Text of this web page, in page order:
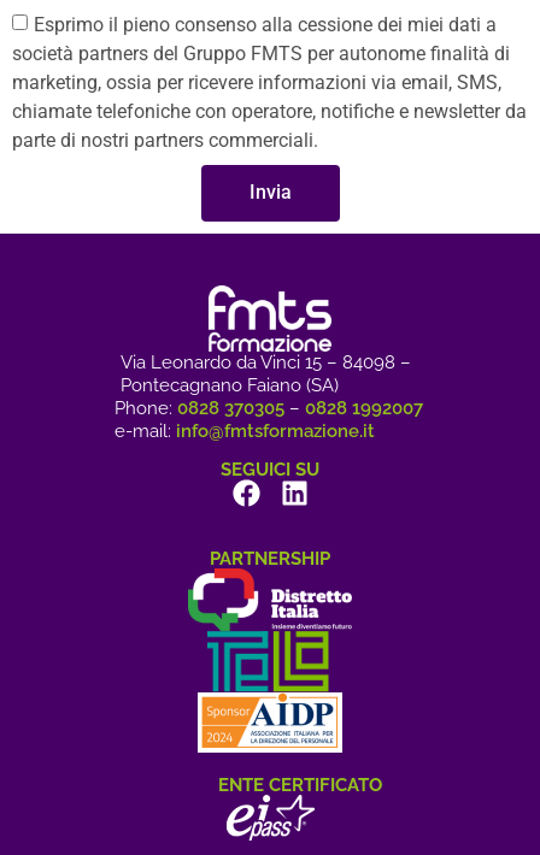
Esprimo il pieno consenso alla cessione dei miei dati a
società partners del Gruppo FMTS per autonome finalità di
marketing, ossia per ricevere informazioni via email, SMS,
chiamate telefoniche con operatore, notifiche e newsletter da
parte di nostri partners commerciali.
Invia
Via Leonardo da Vinci 15 – 84098 –
Pontecagnano Faiano (SA)
Phone: 0828 370305 – 0828 1992007
e-mail: info@fmtsformazione.it
SEGUICI SU
PARTNERSHIP
ENTE CERTIFICATO